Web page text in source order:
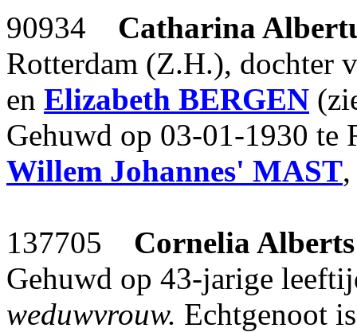
90934 Catharina
Rotterdam (Z.H.), dochter
en Elizabeth BERGEN
Gehuwd op 03-01-1930
Willem Johannes' MAST
137705 Cornelia Alberts
Gehuwd op 43-jarige
weduwvrouw. Echtgenoot